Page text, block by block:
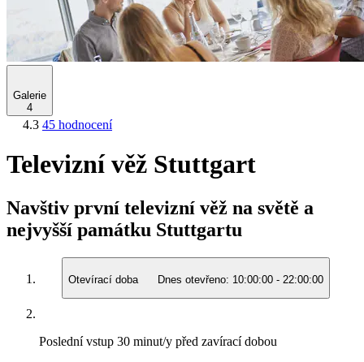
Galerie
4
4.3 45 hodnocení
Televizní věž Stuttgart
Navštiv první televizní věž na světě a
nejvyšší památku Stuttgartu
Otevírací doba Dnes otevřeno: 10:00:00 - 22:00:00
Poslední vstup 30 minut/y před zavírací dobou